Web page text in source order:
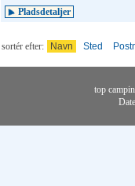
Pladsdetaljer
sortér efter: Navn Sted
top